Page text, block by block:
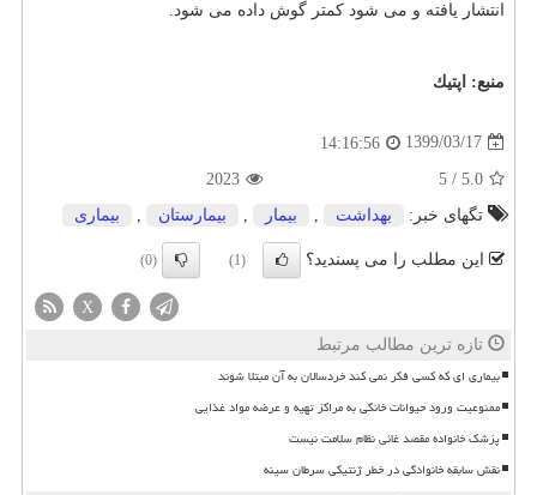
انتشار یافته و می شود کمتر گوش داده می شود.
منبع: اپتیك
1399/03/17
14:16:56
5.0
/
5
2023
تگهای خبر:
بهداشت بیمار بیمارستان بیماری
این مطلب را می پسندید؟ (1)
(0)
X
تازه ترین مطالب مرتبط
بیماری ای که کسی فکر نمی کند خردسالان به آن مبتلا شوند
ممنوعیت ورود حیوانات خانگی به مراکز تهیه و عرضه مواد غذایی
پزشک خانواده مقصد غائی نظام سلامت نیست
نقش سابقه خانوادگی در خطر ژنتیکی سرطان سینه